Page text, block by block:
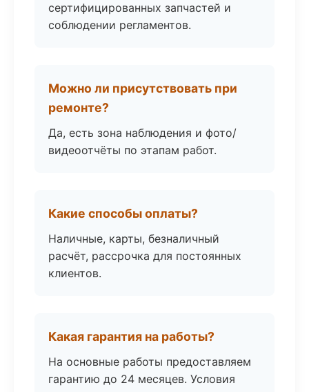
сертифицированных запчастей и
соблюдении регламентов.
Можно ли присутствовать при
ремонте?
Да, есть зона наблюдения и фото/
видеоотчёты по этапам работ.
Какие способы оплаты?
Наличные, карты, безналичный
расчёт, рассрочка для постоянных
клиентов.
Какая гарантия на работы?
На основные работы предоставляем
гарантию до 24 месяцев. Условия